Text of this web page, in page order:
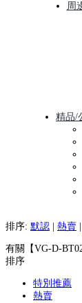
周
精品/
排序: 默認 熱賣
有關【VG-D-
排序
特別推薦
熱賣